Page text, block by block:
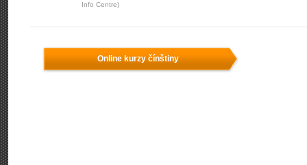
Info Centre)
Online kurzy čínštiny